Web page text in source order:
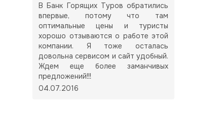
В Банк Горящих Туров обратились
впервые, потому что там
оптимальные цены и туристы
хорошо отзываются о работе этой
компании. Я тоже осталась
довольна сервисом и сайт удобный.
Ждем еще более заманчивых
предложений!!!
04.07.2016